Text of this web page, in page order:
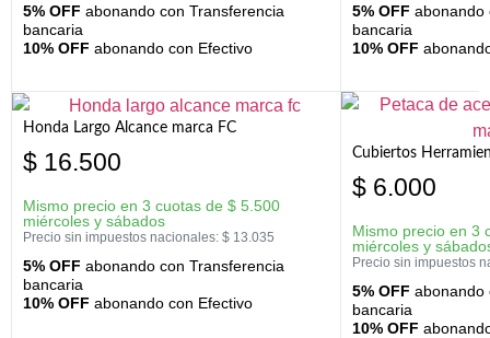
5% OFF abonando con Transferencia
bancaria
10% OFF abonando con Efectivo
5% OFF abonando
bancaria
10% OFF
Honda Largo Alcance marca FC
$ 16.500
Mismo precio en 3 cuotas de $ 5.500
miércoles y sábados
Precio sin impuestos nacionales: $ 13.035
5% OFF abonando con Transferencia
bancaria
10% OFF abonando con Efectivo
Cubiertos
$ 6.000
Mismo precio en 3
miércoles y
Precio sin impuestos
5% OFF abonando
bancaria
10% OFF